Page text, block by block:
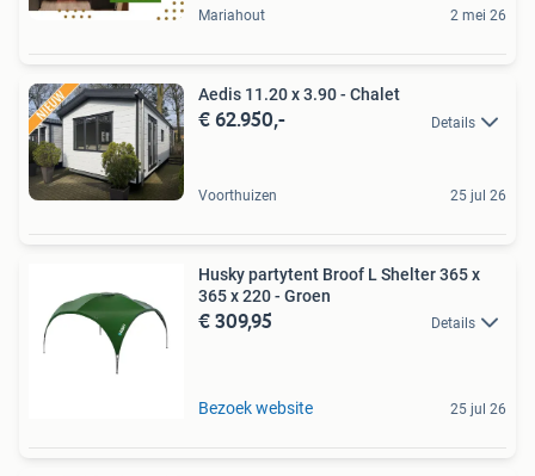
Mariahout 2 mei 26
Aedis 11.20 x 3.90 - Chalet
€ 62.950,- Details
Voorthuizen 25 jul 26
Husky partytent Broof L Shelter 365 x
365 x 220 - Groen
€ 309,95 Details
Bezoek website 25 jul 26